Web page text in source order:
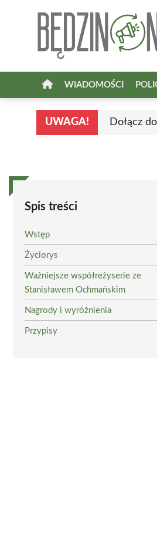
WIADOMOŚCI
UWAGA! Dołącz
Spis treści
Wstęp
Życiorys
Ważniejsze współreżyserie ze
Stanisławem Ochmańskim
Nagrody i wyróżnienia
Przypisy